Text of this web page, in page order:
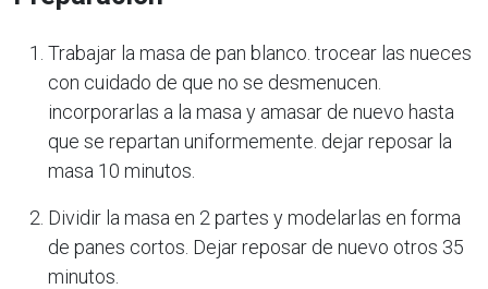
Trabajar la masa de pan blanco. trocear las nueces
con cuidado de que no se desmenucen.
incorporarlas a la masa y amasar de nuevo hasta
que se repartan uniformemente. dejar reposar la
masa 10 minutos.
Dividir la masa en 2 partes y modelarlas en forma
de panes cortos. Dejar reposar de nuevo otros 35
minutos.